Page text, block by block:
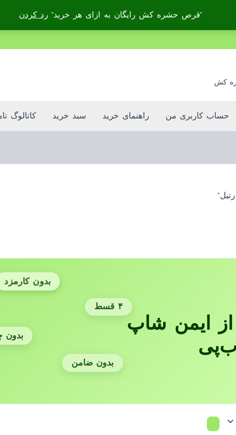
"قرص حشره کش رایگان به ازای هر خرید"رد کردن
کش
حساب کاربری من راهنمای خرید سبد خرید کاتالوگ
ایمن شاپ
بدون کارمزد
۴ قسط
بدون
بدون ضامن